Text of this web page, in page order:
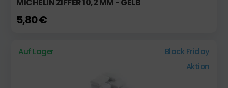
5,80 €
Auf Lager
Black Friday
Aktion